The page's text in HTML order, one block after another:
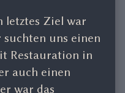
letztes Ziel war
uns einen
Restauration in
auch einen
war das